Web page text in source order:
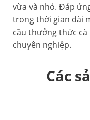
vừa và nhỏ. Đáp
trong thời gian dài
cầu thưởng thức
chuyên nghiệp.
Các